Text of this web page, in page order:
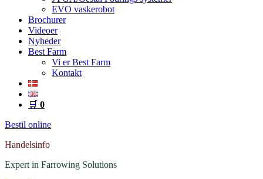
EVO vaskerobot
Brochurer
Videoer
Nyheder
Best Farm
Vi er Best Farm
Kontakt
🛒 0
Bestil online
Handelsinfo
Expert in Farrowing Solutions